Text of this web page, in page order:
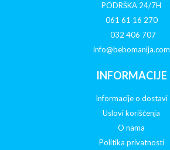
PODRŠKA 24/7H
061 61 16 270
032 406 707
info@bebomanija.com
INFORMACIJE
Informacije o dostavi
Uslovi korišćenja
O nama
Politika privatnosti